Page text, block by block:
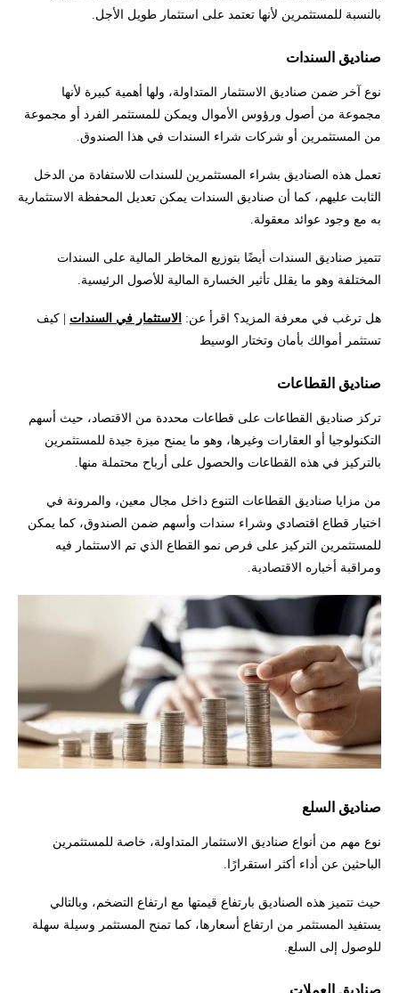
بالنسبة للمستثمرين لأنها تعتمد على استثمار طويل الأجل.
صناديق السندات
نوع آخر ضمن صناديق الاستثمار المتداولة، ولها أهمية كبيرة لأنها
مجموعة من أصول ورؤوس الأموال ويمكن للمستثمر الفرد أو مجموعة
من المستثمرين أو شركات شراء السندات في هذا الصندوق.
تعمل هذه الصناديق بشراء المستثمرين للسندات للاستفادة من الدخل
الثابت عليهم، كما أن صناديق السندات يمكن تعديل المحفظة الاستثمارية
به مع وجود عوائد معقولة.
تتميز صناديق السندات أيضًا بتوزيع المخاطر المالية على السندات
المختلفة وهو ما يقلل تأثير الخسارة المالية للأصول الرئيسية.
هل ترغب في معرفة المزيد؟ اقرأ عن: الاستثمار في السندات | كيف
تستثمر أموالك بأمان وتختار الوسيط
صناديق القطاعات
تركز صناديق القطاعات على قطاعات محددة من الاقتصاد، حيث أسهم
التكنولوجيا أو العقارات وغيرها، وهو ما يمنح ميزة جيدة للمستثمرين
بالتركيز في هذه القطاعات والحصول على أرباح محتملة منها.
من مزايا صناديق القطاعات التنوع داخل مجال معين، والمرونة في
اختيار قطاع اقتصادي وشراء سندات وأسهم ضمن الصندوق، كما يمكن
للمستثمرين التركيز على فرص نمو القطاع الذي تم الاستثمار فيه
ومراقبة أخباره الاقتصادية.
صناديق السلع
نوع مهم من أنواع صناديق الاستثمار المتداولة، خاصة للمستثمرين
الباحثين عن أداء أكثر استقرارًا.
حيث تتميز هذه الصناديق بارتفاع قيمتها مع ارتفاع التضخم، وبالتالي
يستفيد المستثمر من ارتفاع أسعارها، كما تمنح المستثمر وسيلة سهلة
للوصول إلى السلع.